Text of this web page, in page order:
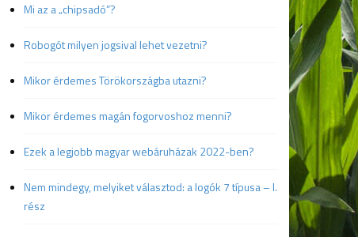
Mi az a „chipsadó”?
Robogót milyen jogsival lehet vezetni?
Mikor érdemes Törökországba utazni?
Mikor érdemes magán fogorvoshoz menni?
Ezek a legjobb magyar webáruházak 2022-ben?
Nem mindegy, melyiket választod: a logók 7 típusa – I.
rész